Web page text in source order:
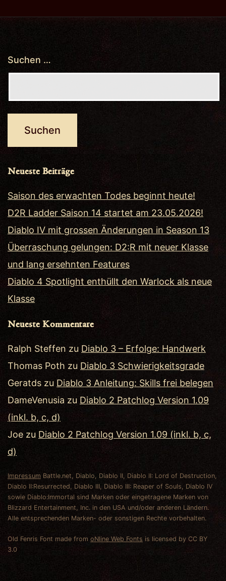
Beiträge
Suchen …
Neueste Beiträge
Saison des erwachten Todes beginnt heute!
D2R Ladder Saison 14 startet am 23.05.2026!
Diablo IV mit grossen Änderungen in Season 13
Überraschung gelungen: D2:R mit neuer Klasse
und lang ersehnten Features
Diablo 4 Spotlight enthüllt den Warlock als neue
Klasse
Neueste Kommentare
Ralph Steffen zu Diablo 3 – Erfolge: Handwerk
Thomas Poth zu Diablo 3 Schwierigkeitsgrade
Geratds zu Diablo 3 Anleitung: Skills frei belegen
DameVenusia zu Diablo 2 Patchlog Version 1.09
(inkl. b, c, d)
Joe zu Diablo 2 Patchlog Version 1.09 (inkl. b, c,
d)
Impressum Battle.net, Diablo, Diablo II, Diablo II: Lord of Destruction,
Diablo II:Resurrected, Diablo III, Diablo III: Reaper of Souls, Diablo IV
sowie Diablo:Immortal sind Marken oder eingetragene Marken von
Blizzard Entertainment, Inc. in den USA und/oder anderen Ländern.
Alle entsprechenden Marken- oder sonstigen Rechte vorbehalten.
Old Fenris Font made from oNline Web Fonts is licensed by CC BY
3.0